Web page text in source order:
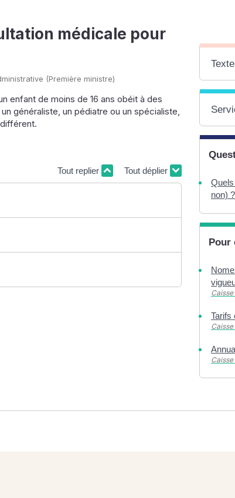
médicale pour
(Première ministre)
enfant de moins de 16 ans obéit à des
généraliste, un pédiatre ou un spécialiste,
Tout replier Tout déplier
non) ?
Pour
Tarifs